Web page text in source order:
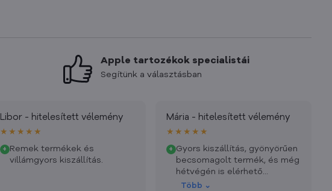
Apple tartozékok specialistái
Segítünk a választásban
Libor - hitelesített vélemény
★★★★★
+ Remek termékek és
villámgyors kiszállítás.
Mária - hitelesített vélemény
★★★★★
+ Gyors kiszállítás, gyönyörűen
becsomagolt termék, és még
hétvégén is elérhető
ügyfélszolgálat. Nincs mit
Több ⌄